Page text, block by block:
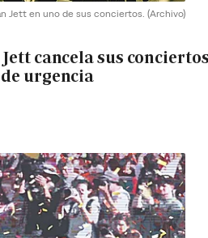
Jett en uno de sus conciertos. (Archivo)
cancela sus
urgencia